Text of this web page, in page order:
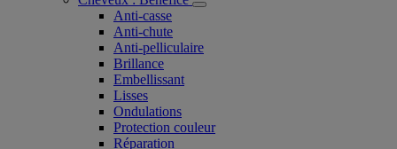
Anti-casse
Anti-chute
Anti-pelliculaire​
Brillance
Embellissant
Lisses
Ondulations
Protection couleur​
Réparation